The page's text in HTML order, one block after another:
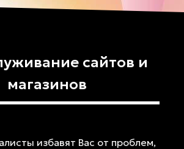
сайтов и
магазинов
избавят Вас от проблем,